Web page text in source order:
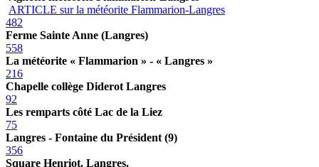
ARTICLE sur la météorite Flammarion-Langres
482
Ferme Sainte Anne (Langres)
558
La météorite « Flammarion » - « Langres »
216
Chapelle collège Diderot Langres
92
Les remparts côté Lac de la Liez
75
Langres - Fontaine du Président (9)
356
Square Henriot. Langres.